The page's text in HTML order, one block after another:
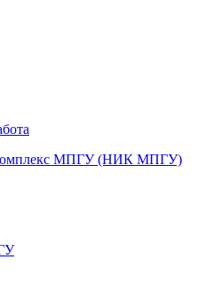
комплекс МПГУ (НИК МПГУ)